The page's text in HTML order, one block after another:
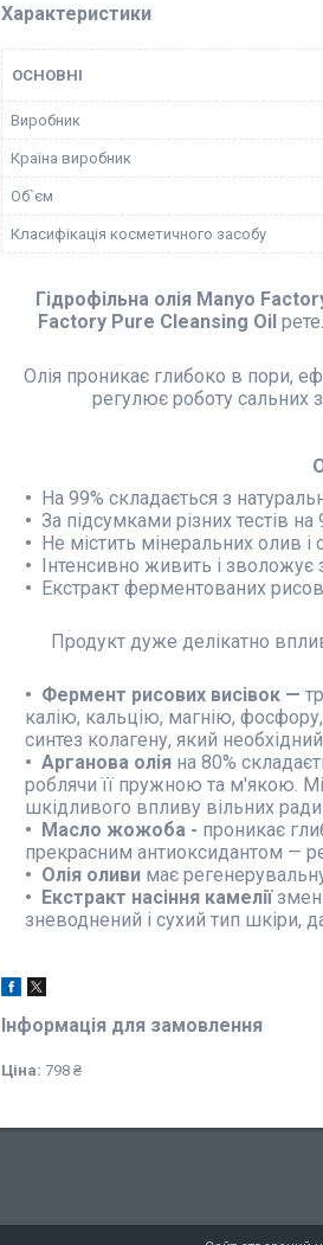
Характеристики
ОСНОВНІ
Виробник
Країна виробник
Об`єм
Класифікація косметичного засобу
Гідрофільна олія Manyo
Factory Pure Cleansing Oil
Олія проникає глибоко в пори,
регулює роботу сальних
На 99% складається з
За підсумками різних тестів
Не містить мінеральних олив і
Інтенсивно живить і
Екстракт ферментованих
Продукт дуже делікатно
Фермент рисових висівок —
калію, кальцію, магнію,
синтез колагену, який
Арганова олія на 80%
роблячи її пружною та м'якою.
шкідливого впливу вільних
Масло жожоба - проникає
прекрасним антиоксидантом —
Олія оливи має
Екстракт насіння камелії
зневоднений і сухий тип шкіри,
Інформація для замовлення
Ціна: 798 ₴